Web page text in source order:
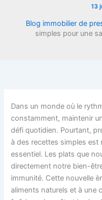
13
Blog immobilier de
simples pour une
Dans un monde où le
constamment, maintenir
défi quotidien. Pourtant,
à des recettes simples est
essentiel. Les plats que
directement notre bien-
immunité. Cette nouvelle
aliments naturels et à une